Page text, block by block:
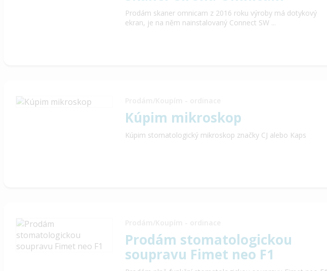
Prodám skaner omnicam z 2016 roku výroby má dotykový
ekran, je na něm nainstalovaný Connect SW ...
Kúpim mikroskop
Kúpim stomatologický mikroskop značky CJ alebo Kaps
Prodám stomatologickou
soupravu Fimet neo F1